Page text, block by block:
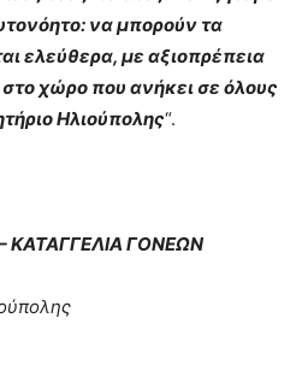
να μπορούν τα
ελεύθερα, με αξιοπρέπεια
χώρο που ανήκει σε όλους
Ηλιούπολης“.
ΚΑΤΑΓΓΕΛΙΑ ΓΟΝΕΩΝ